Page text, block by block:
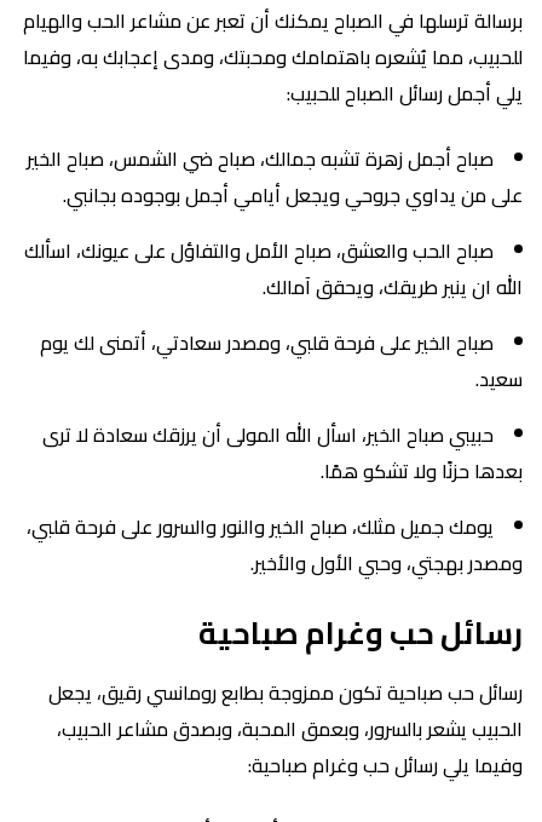
برسالة ترسلها في الصباح يمكنك أن تعبر عن مشاعر الحب والهيام
للحبيب، مما يُشعره باهتمامك ومحبتك، ومدى إعجابك به، وفيما
يلي أجمل رسائل الصباح للحبيب:
صباح أجمل زهرة تشبه جمالك، صباح ضي الشمس، صباح الخير
على من يداوي جروحي ويجعل أيامي أجمل بوجوده بجانبي.
صباح الحب والعشق، صباح الأمل والتفاؤل على عيونك، اسألك
الله ان ينير طريقك، ويحقق آمالك.
صباح الخير على فرحة قلبي، ومصدر سعادتي، أتمنى لك يوم
سعيد.
حبيبي صباح الخير، اسأل الله المولى أن يرزقك سعادة لا ترى
بعدها حزنًا ولا تشكو همًا.
يومك جميل مثلك، صباح الخير والنور والسرور على فرحة قلبي،
ومصدر بهجتي، وحبي الأول والأخير.
رسائل حب وغرام صباحية
رسائل حب صباحية تكون ممزوجة بطابع رومانسي رقيق، يجعل
الحبيب يشعر بالسرور، وبعمق المحبة، وبصدق مشاعر الحبيب،
وفيما يلي رسائل حب وغرام صباحية: